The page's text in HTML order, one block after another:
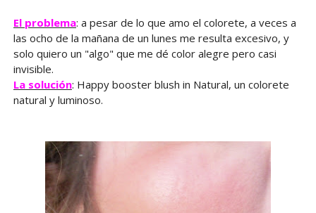
El problema: a pesar de lo que amo el colorete, a veces a
las ocho de la mañana de un lunes me resulta excesivo, y
solo quiero un "algo" que me dé color alegre pero casi
invisible.
La solución: Happy booster blush in Natural, un colorete
natural y luminoso.